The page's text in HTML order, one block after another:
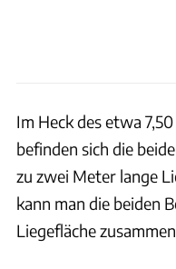
Im Heck des etwa
befinden sich die
zu zwei Meter lange
kann man die beiden
Liegefläche